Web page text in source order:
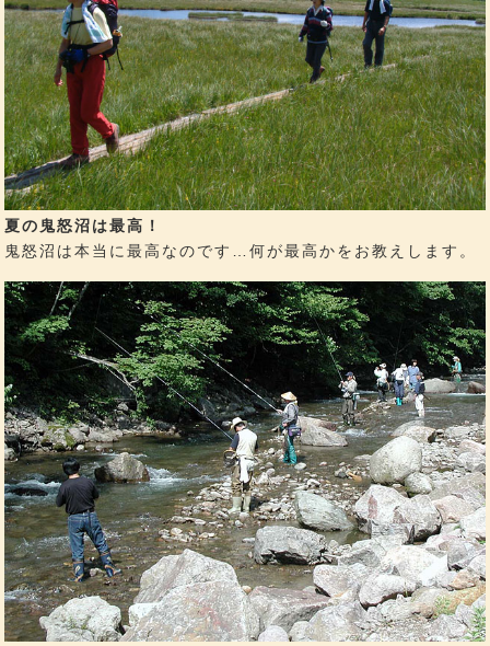
夏の鬼怒沼は最高！
鬼怒沼は本当に最高なのです…何が最高かをお教えします。